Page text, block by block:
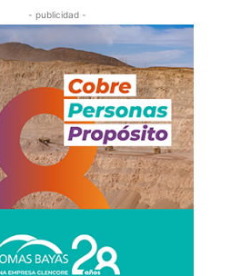
- publicidad -